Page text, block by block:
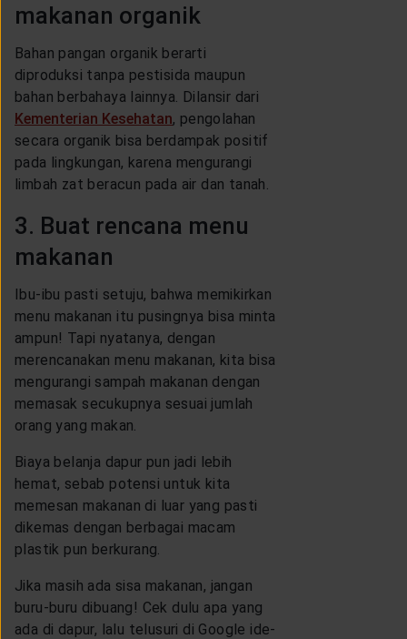
makanan organik
Bahan pangan organik berarti
diproduksi tanpa pestisida maupun
bahan berbahaya lainnya. Dilansir dari
Kementerian Kesehatan, pengolahan
secara organik bisa berdampak positif
pada lingkungan, karena mengurangi
limbah zat beracun pada air dan tanah.
3. Buat rencana menu
makanan
Ibu-ibu pasti setuju, bahwa memikirkan
menu makanan itu pusingnya bisa minta
ampun! Tapi nyatanya, dengan
merencanakan menu makanan, kita bisa
mengurangi sampah makanan dengan
memasak secukupnya sesuai jumlah
orang yang makan.
Biaya belanja dapur pun jadi lebih
hemat, sebab potensi untuk kita
memesan makanan di luar yang pasti
dikemas dengan berbagai macam
plastik pun berkurang.
Jika masih ada sisa makanan, jangan
buru-buru dibuang! Cek dulu apa yang
ada di dapur, lalu telusuri di Google ide-